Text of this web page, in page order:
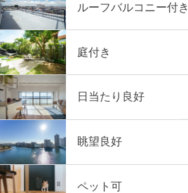
ルーフバルコニー付き
庭付き
日当たり良好
眺望良好
ペット可